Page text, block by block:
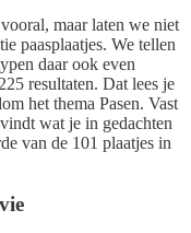
maar laten we niet
paasplaatjes. We tellen
daar ook even
resultaten. Dat lees je
het thema Pasen. Vast
wat je in gedachten
van de 101 plaatjes in